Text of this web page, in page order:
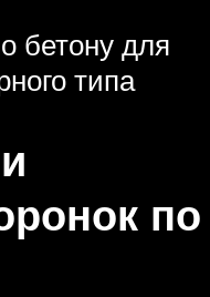
бетону для
типа
по